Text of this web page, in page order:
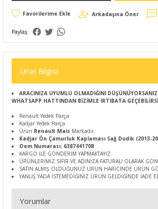
Arkadaşına Öner
Paylaş:
Ürün Bilgisi
ARACINIZA UYUMLU OLMADIĞINI DÜŞÜNÜYORSANIZ
WHATSAPP HATTINDAN BİZİMLE İRTİBATA
Renault Yedek Parça
Kadjar Yedek Parça
Ürün Renault Mais Markadır.
Kadjar Ön Çamurluk Kaplaması Sağ Dodik (2013-
Oem Numarası: 638744170R
KARGO İLE GÖNDERİM YAPMAKTAYIZ
ÜRÜNLERİMİZ SIFIR VE ADINIZA FATURALI OLARAK
SATIN ALMIŞ OLDUĞUNUZ ÜRÜN HARİCİNDE ÜRÜN
YANLIŞ YADA İSTEMEDİĞİNİZ ÜRÜN GELDİĞİNDE İADE
Yorumlar